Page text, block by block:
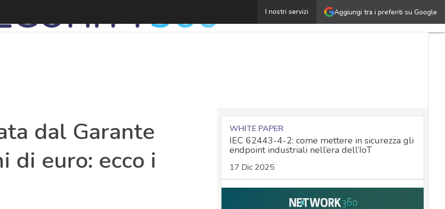
Aggiungi tra i preferiti su Google
I nostri servizi
Clubhouse sanzionata dal Garante privacy per 2
dal Garante
di euro: ecco i
WHITE PAPER
IEC 62443-4-2: come mettere in sicurezza gli
endpoint industriali nell’era dell’IoT
17 Dic 2025